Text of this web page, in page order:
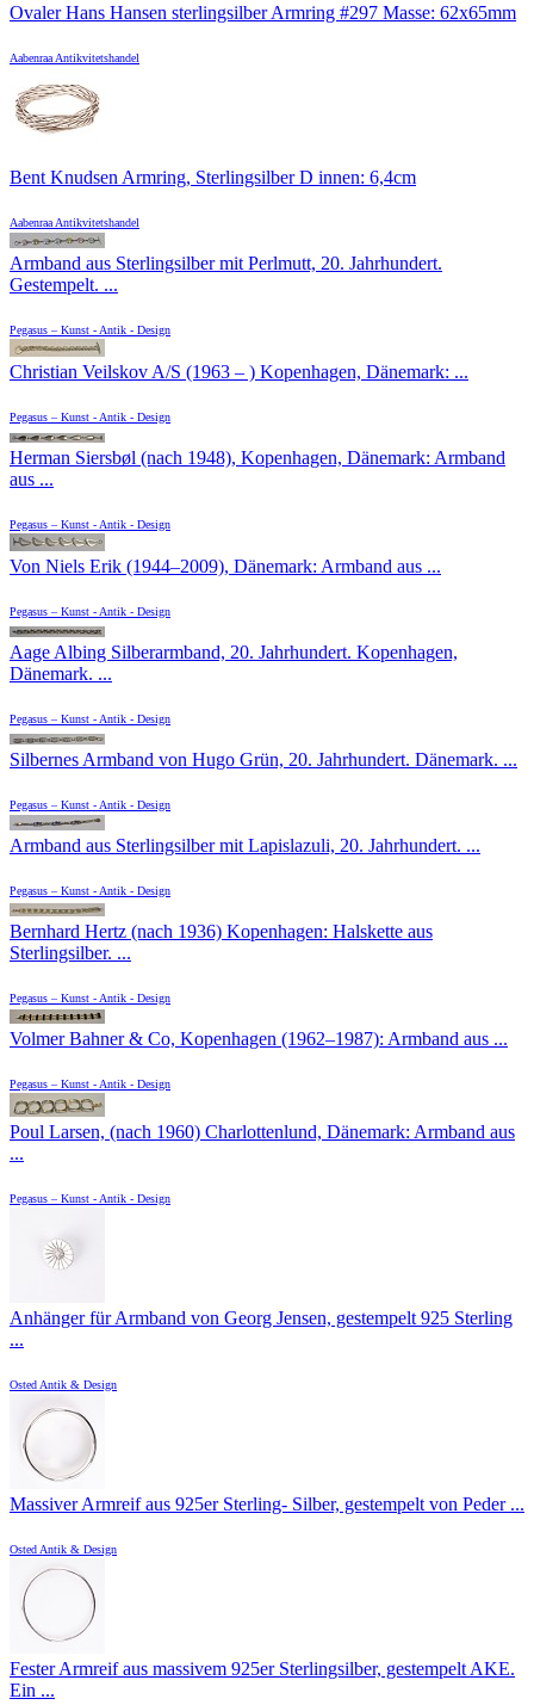
Ovaler Hans Hansen sterlingsilber Armring #297 Masse: 62x65mm
Aabenraa Antikvitetshandel
Bent Knudsen Armring, Sterlingsilber D innen: 6,4cm
Aabenraa Antikvitetshandel
Armband aus Sterlingsilber mit Perlmutt, 20. Jahrhundert.
Gestempelt. ...
Pegasus – Kunst - Antik - Design
Christian Veilskov A/S (1963 – ) Kopenhagen, Dänemark: ...
Pegasus – Kunst - Antik - Design
Herman Siersbøl (nach 1948), Kopenhagen, Dänemark: Armband
aus ...
Pegasus – Kunst - Antik - Design
Von Niels Erik (1944–2009), Dänemark: Armband aus ...
Pegasus – Kunst - Antik - Design
Aage Albing Silberarmband, 20. Jahrhundert. Kopenhagen,
Dänemark. ...
Pegasus – Kunst - Antik - Design
Silbernes Armband von Hugo Grün, 20. Jahrhundert. Dänemark. ...
Pegasus – Kunst - Antik - Design
Armband aus Sterlingsilber mit Lapislazuli, 20. Jahrhundert. ...
Pegasus – Kunst - Antik - Design
Bernhard Hertz (nach 1936) Kopenhagen: Halskette aus
Sterlingsilber. ...
Pegasus – Kunst - Antik - Design
Volmer Bahner & Co, Kopenhagen (1962–1987): Armband aus ...
Pegasus – Kunst - Antik - Design
Poul Larsen, (nach 1960) Charlottenlund, Dänemark: Armband aus
...
Pegasus – Kunst - Antik - Design
Anhänger für Armband von Georg Jensen, gestempelt 925 Sterling
...
Osted Antik & Design
Massiver Armreif aus 925er Sterling- Silber, gestempelt von Peder ...
Osted Antik & Design
Fester Armreif aus massivem 925er Sterlingsilber, gestempelt AKE.
Ein ...